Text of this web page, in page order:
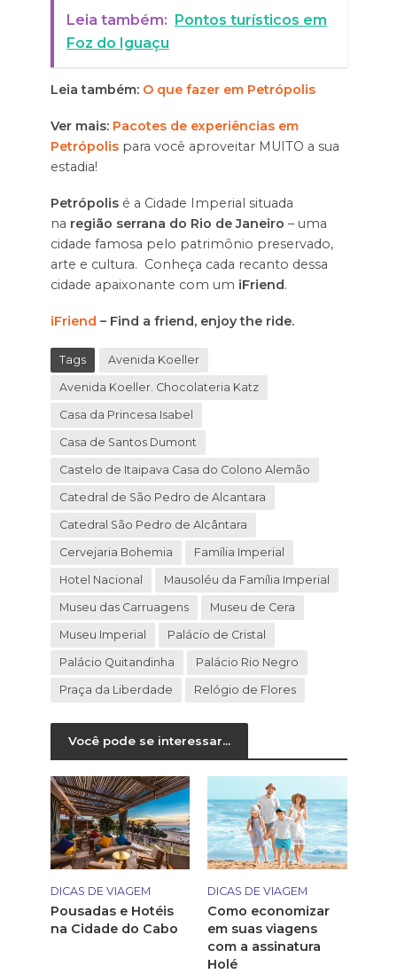
Leia também: Pontos turísticos em
Foz do Iguaçu
Leia também: O que fazer em Petrópolis
Ver mais: Pacotes de experiências em
Petrópolispara você aproveitar MUITO a sua
estadia!
Petrópolisé a Cidade Imperial situada
na região serrana do Rio de Janeiro – uma
cidade famosa pelo patrimônio preservado,
arte e cultura. Conheça cada recanto dessa
cidade apaixonante com um iFriend.
iFriend – Find a friend, enjoy the ride.
Tags Avenida Koeller
Avenida Koeller. Chocolateria Katz
Casa da Princesa Isabel
Casa de Santos Dumont
Castelo de Itaipava Casa do Colono Alemão
Catedral de São Pedro de Alcantara
Catedral São Pedro de Alcântara
Cervejaria Bohemia Família Imperial
Hotel Nacional Mausoléu da Família Imperial
Museu das Carruagens Museu de Cera
Museu Imperial Palácio de Cristal
Palácio Quitandinha Palácio Rio Negro
Praça da Liberdade Relógio de Flores
Você pode se interessar...
DICAS DE VIAGEM
Pousadas e Hotéis
na Cidade do Cabo
DICAS DE VIAGEM
Como economizar
em suas viagens
com a assinatura
Holé